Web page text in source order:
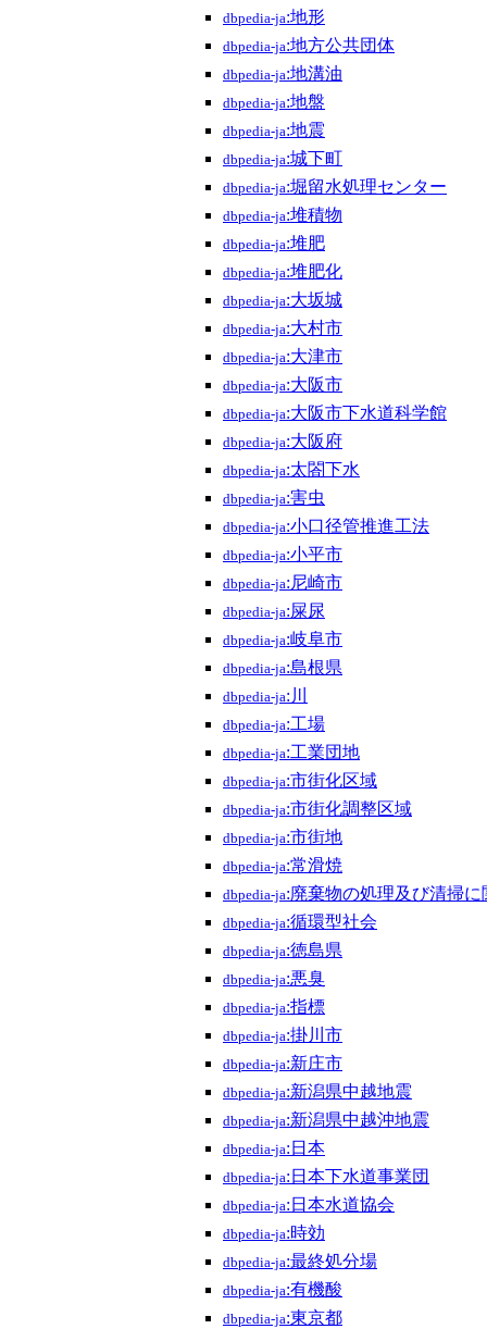
dbpedia-ja:地形
dbpedia-ja:地方公共団体
dbpedia-ja:地溝油
dbpedia-ja:地盤
dbpedia-ja:地震
dbpedia-ja:城下町
dbpedia-ja:堀留水処理センター
dbpedia-ja:堆積物
dbpedia-ja:堆肥
dbpedia-ja:堆肥化
dbpedia-ja:大坂城
dbpedia-ja:大村市
dbpedia-ja:大津市
dbpedia-ja:大阪市
dbpedia-ja:大阪市下水道科学館
dbpedia-ja:大阪府
dbpedia-ja:太閤下水
dbpedia-ja:害虫
dbpedia-ja:小口径管推進工法
dbpedia-ja:小平市
dbpedia-ja:尼崎市
dbpedia-ja:屎尿
dbpedia-ja:岐阜市
dbpedia-ja:島根県
dbpedia-ja:川
dbpedia-ja:工場
dbpedia-ja:工業団地
dbpedia-ja:市街化区域
dbpedia-ja:市街化調整区域
dbpedia-ja:市街地
dbpedia-ja:常滑焼
dbpedia-ja:廃棄物の処理及び清掃に
dbpedia-ja:循環型社会
dbpedia-ja:徳島県
dbpedia-ja:悪臭
dbpedia-ja:指標
dbpedia-ja:掛川市
dbpedia-ja:新庄市
dbpedia-ja:新潟県中越地震
dbpedia-ja:新潟県中越沖地震
dbpedia-ja:日本
dbpedia-ja:日本下水道事業団
dbpedia-ja:日本水道協会
dbpedia-ja:時効
dbpedia-ja:最終処分場
dbpedia-ja:有機酸
dbpedia-ja:東京都